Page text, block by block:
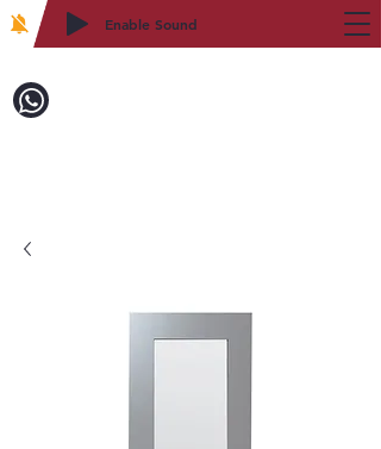
Enable Sound